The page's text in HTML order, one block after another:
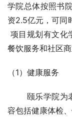
学院总体按照书
资2.5亿元，可
项目规划有文化
餐饮服务和社区商
（1）健康服务
颐乐学院为老
容包括健康体检